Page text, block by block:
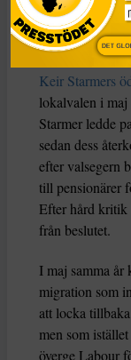
Institute for
Keir Starmers
lokalvalen i maj
Starmer ledde
sedan dess
efter valsegern
till pensionärer
Efter hård kritik
från beslutet.
I maj samma år
migration som
att locka
men som
överge Labour
DET